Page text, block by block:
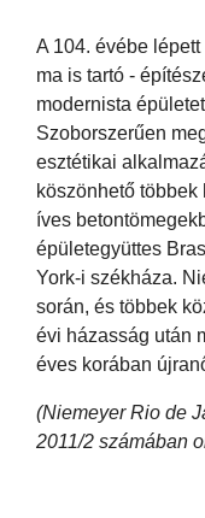
A 104. évébe
ma is tartó -
modernista
Szoborszerűen
esztétikai
köszönhető többek
íves
épületegyüttes
York-i székháza.
során, és többek
évi házasság után
éves korában
(Niemeyer Rio de
2011/2 számában